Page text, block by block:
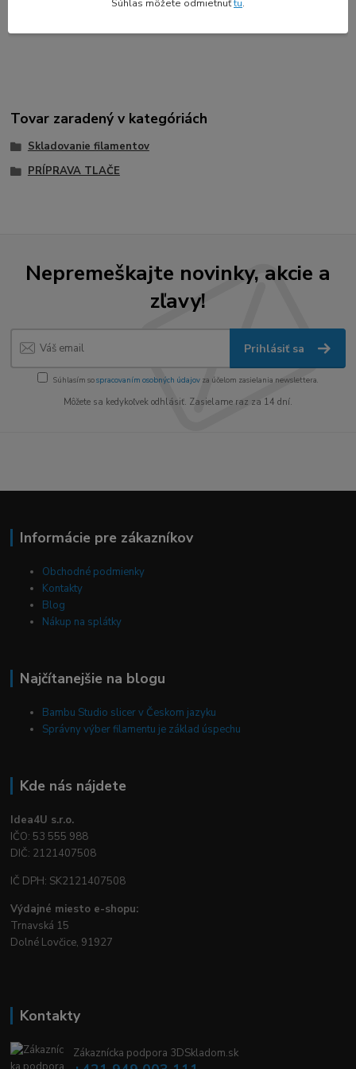
Tovar zaradený v kategóriách
Skladovanie filamentov
PRÍPRAVA TLAČE
Nepremeškajte novinky, akcie a
zľavy!
Prihlásiť sa
Súhlasím sospracovaním osobných údajov za účelom zasielania newslettera.
Môžete sa kedykoľvek odhlásiť. Zasielame raz za 14 dní.
Informácie pre zákazníkov
Obchodné podmienky
Kontakty
Blog
Nákup na splátky
Najčítanejšie na blogu
Bambu Studio slicer v Českom jazyku
Správny výber filamentu je základ úspechu
Kde nás nájdete
Idea4U s.r.o.
IČO: 53 555 988
DIČ: 2121407508
IČ DPH: SK2121407508
Výdajné miesto e-shopu:
Trnavská 15
Dolné Lovčice, 91927
Kontakty
Zákaznícka podpora 3DSkladom.sk
Súhlas môžete odmietnuťtu.